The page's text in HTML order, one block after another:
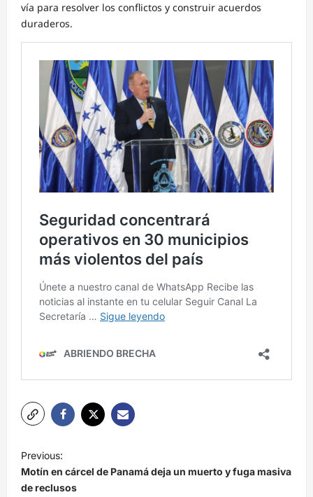
vía para resolver los conflictos y construir acuerdos
duraderos.
N
a
v
Previous:
Motín en cárcel de Panamá deja un muerto y fuga masiva
de reclusos